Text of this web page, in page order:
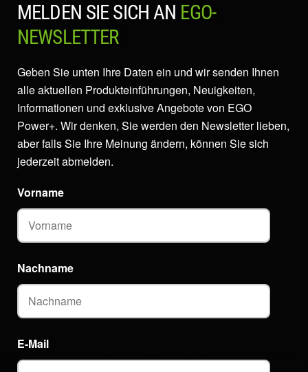
MELDEN SIE SICH AN EGO-
NEWSLETTER
Geben Sie unten Ihre Daten ein und wir senden Ihnen
alle aktuellen Produkteinführungen, Neuigkeiten,
Informationen und exklusive Angebote von EGO
Power+. Wir denken, Sie werden den Newsletter lieben,
aber falls Sie Ihre Meinung ändern, können Sie sich
jederzeit abmelden.
E-Mail
Vorname
Nachname